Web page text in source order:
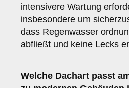
intensivere Wartung
insbesondere um
dass Regenwasser
abfließt und keine Lecks
Welche Dachart passt